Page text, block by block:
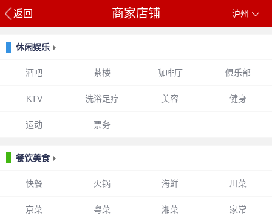
返回 泸州
商家店铺
休闲娱乐
酒吧 茶楼 咖啡厅 俱乐部
KTV 洗浴足疗 美容 健身
运动 票务
餐饮美食
快餐 火锅 海鲜 川菜
京菜 粤菜 湘菜 家常